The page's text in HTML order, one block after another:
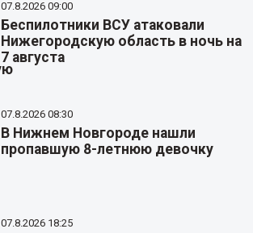
07.8.2026 09:00
Беспилотники ВСУ атаковали
Нижегородскую область в ночь на
7 августа
07.8.2026 08:30
В Нижнем Новгороде нашли
пропавшую 8-летнюю девочку
07.8.2026 18:25